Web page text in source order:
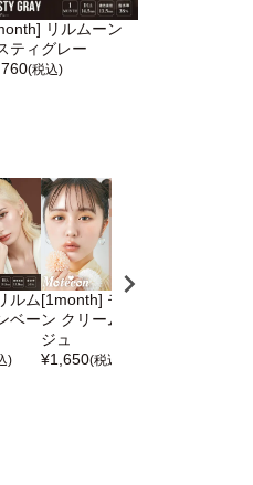
リルムーン
ティグレー
(税込)
ルム
ベー
)
[1month] モテコ
ン クリームベー
ジュ
¥1,650(税込)